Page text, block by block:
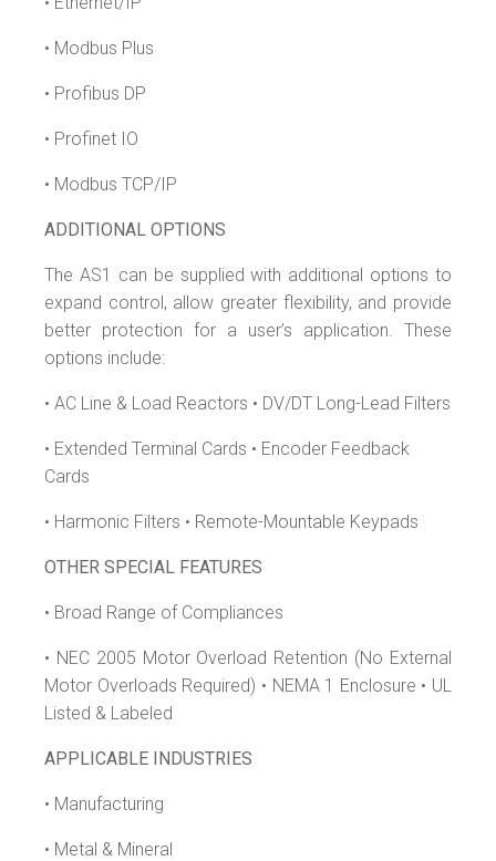
• Modbus Plus
• Profibus DP
• Profinet IO
• Modbus TCP/IP
ADDITIONAL OPTIONS
The AS1 can be supplied with additional options to
expand control, allow greater flexibility, and provide
better protection for a user’s application. These
options include:
• AC Line & Load Reactors • DV/DT Long-Lead Filters
• Extended Terminal Cards • Encoder Feedback
Cards
• Harmonic Filters • Remote-Mountable Keypads
OTHER SPECIAL FEATURES
• Broad Range of Compliances
• NEC 2005 Motor Overload Retention (No External
Motor Overloads Required) • NEMA 1 Enclosure • UL
Listed & Labeled
APPLICABLE INDUSTRIES
• Manufacturing
• Metal & Mineral